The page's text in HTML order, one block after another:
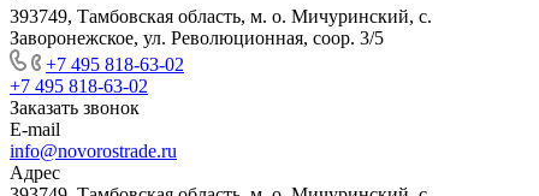
393749, Тамбовская область, м. о. Мичуринский, с.
Заворонежское, ул. Революционная, соор. 3/5
+7 495 818-63-02
+7 495 818-63-02
Заказать звонок
E-mail
info@novorostrade.ru
Адрес